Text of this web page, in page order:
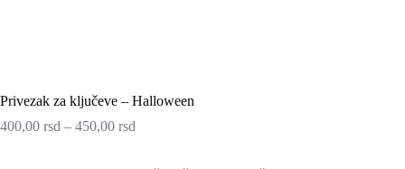
Privezak za ključeve – Halloween
400,00 rsd – 450,00 rsd